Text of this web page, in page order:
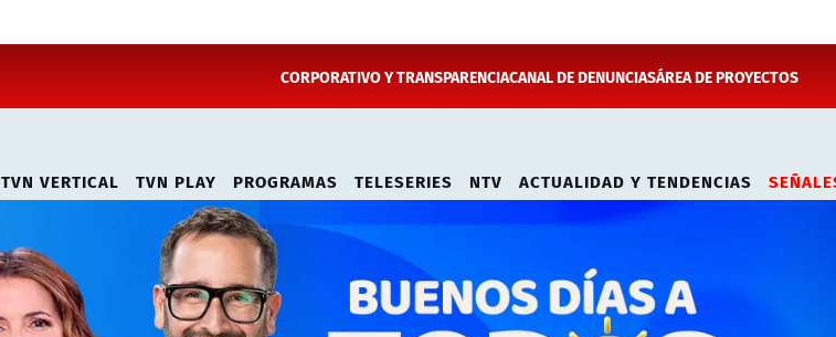
CORPORATIVO Y TRANSPARENCIACANAL DE DENUNCIASÁREA DE PROYECTOS
TVN VERTICAL TVN PLAY PROGRAMAS TELESERIES NTV ACTUALIDAD Y TENDENCIAS